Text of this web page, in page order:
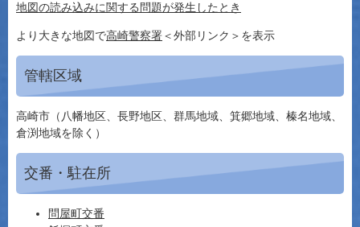
地図の読み込みに関する問題が発生したとき
より大きな地図で高崎警察署＜外部リンク＞ を表示
管轄区域
高崎市（八幡地区、長野地区、群馬地域、箕郷地域、榛名地域、
倉渕地域を除く）
交番・駐在所
問屋町交番